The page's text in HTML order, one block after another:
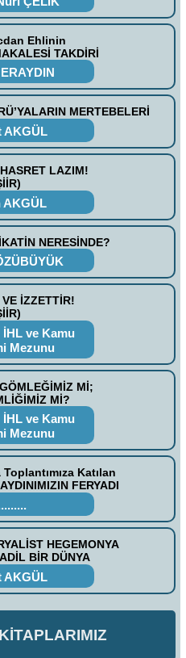
Ehlinin
TAKDİRİ
MERTEBELERİ
AKGÜL
LAZIM!
AKGÜL
NERESİNDE?
İZZETTİR!
ve Kamu
Mezunu
Mİ;
Mİ?
ve Kamu
Mezunu
Katılan
FERYADI
HEGEMONYA
BİR DÜNYA
AKGÜL